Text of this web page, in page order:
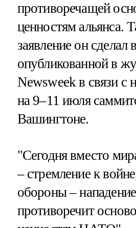
противоречащей
ценностям альянса.
заявление он сделал
опубликованной в
Newsweek в связи с
на 9–11 июля
Вашингтоне.
"Сегодня вместо
– стремление к
обороны –
противоречит